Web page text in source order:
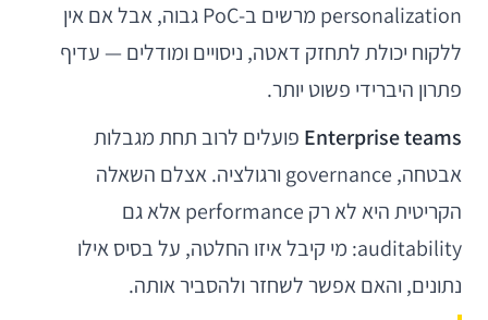
personalization מרשים ב-PoC גבוה, אבל אם אין
ללקוח יכולת לתחזק דאטה, ניסויים ומודלים — עדיף
פתרון היברידי פשוט יותר.
Enterprise teams פועלים לרוב תחת מגבלות
אבטחה, governance ורגולציה. אצלם השאלה
הקריטית היא לא רק performance אלא גם
auditability: מי קיבל איזו החלטה, על בסיס אילו
נתונים, והאם אפשר לשחזר ולהסביר אותה.